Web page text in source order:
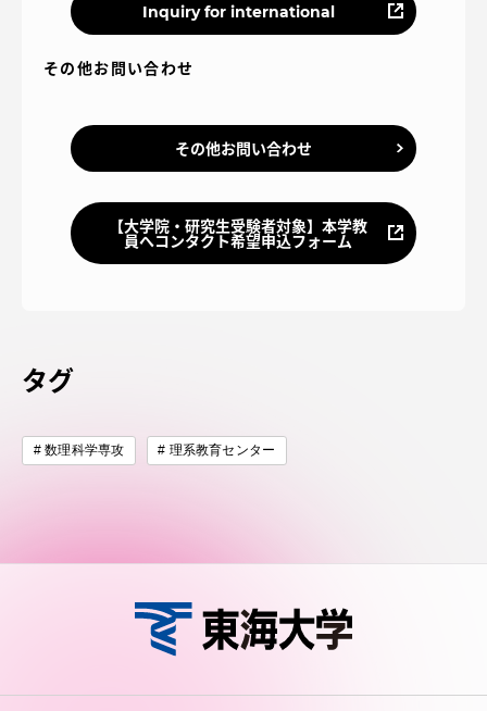
Inquiry for international
その他お問い合わせ
その他お問い合わせ
【大学院・研究生受験者対象】本学教
員へコンタクト希望申込フォーム
タグ
数理科学専攻 理系教育センター